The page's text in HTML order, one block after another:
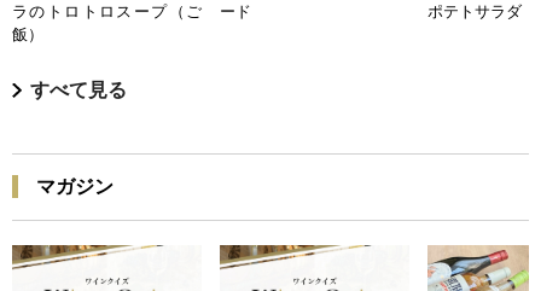
ラのトロトロスープ（ご
飯）
ード
ポテトサラダ
すべて見る
マガジン